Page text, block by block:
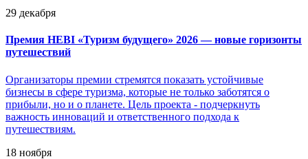
29 декабря
Премия HEBI «Туризм будущего» 2026 — новые горизонты
путешествий
Организаторы премии стремятся показать устойчивые
бизнесы в сфере туризма, которые не только заботятся о
прибыли, но и о планете. Цель проекта - подчеркнуть
важность инноваций и ответственного подхода к
путешествиям.
18 ноября